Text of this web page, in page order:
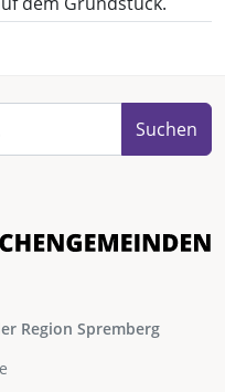
Suchen
Region Spremberg